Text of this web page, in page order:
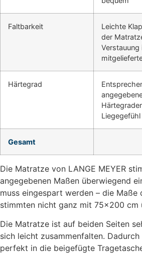
Faltbarkeit
Leichte
der
Verstauung
Härtegrad
Liegegefühl
Gesamt
Die Matratze von LANGE MEYER
angegebenen Maßen überwiegend
muss eingespart werden – die Maße
stimmten nicht ganz mit 75×200 cm
Die Matratze ist auf beiden Seiten
sich leicht zusammenfalten.
perfekt in die beigefügte